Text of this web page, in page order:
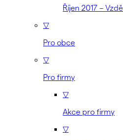
Říjen 2017 –
▽
Pro obce
▽
Pro firmy
▽
Akce pro firmy
▽